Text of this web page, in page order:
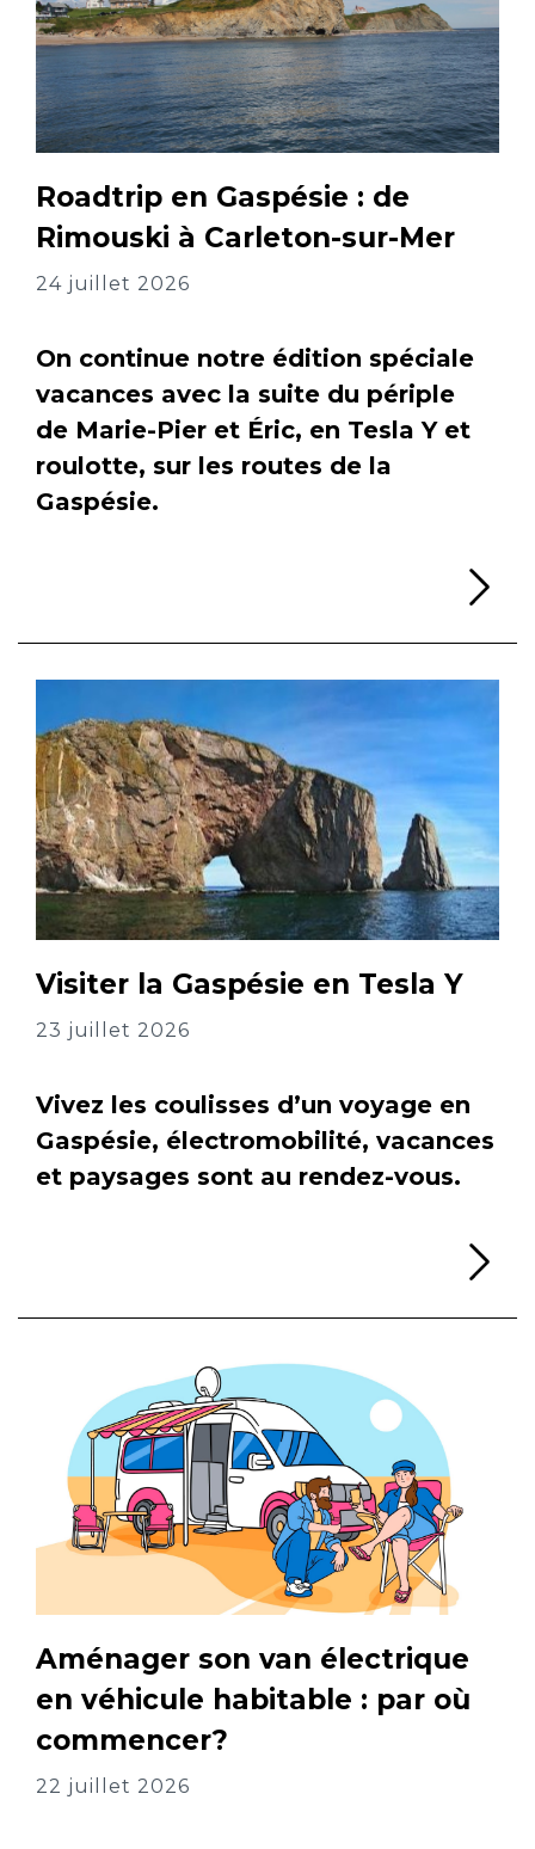
Roadtrip en Gaspésie : de
Rimouski à Carleton-sur-Mer
24 juillet 2026
On continue notre édition spéciale
vacances avec la suite du périple
de Marie-Pier et Éric, en Tesla Y et
roulotte, sur les routes de la
Gaspésie.
Visiter la Gaspésie en Tesla Y
23 juillet 2026
Vivez les coulisses d’un voyage en
Gaspésie, électromobilité, vacances
et paysages sont au rendez-vous.
Aménager son van électrique
en véhicule habitable : par où
commencer?
22 juillet 2026